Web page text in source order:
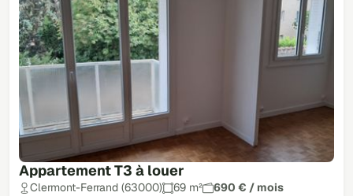
Appartement T3 à louer
Clermont-Ferrand (63000) 69 m²
690 € / mois